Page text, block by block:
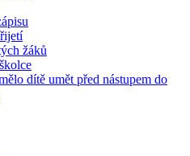
žáků
dítě umět před nástupem do